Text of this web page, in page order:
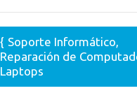
Soporte Informático,
Reparación de
Laptops